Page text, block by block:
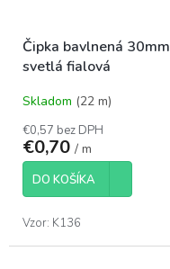
Čipka bavlnená 30mm
svetlá fialová
Skladom (22 m)
€0,57 bez DPH
€0,70 / m
DO KOŠÍKA
Vzor: K136